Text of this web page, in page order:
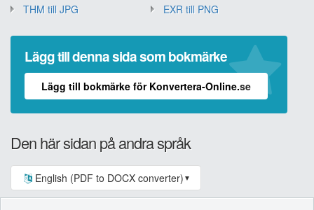
THM till JPG
EXR till PNG
Lägg till denna sida som bokmärke
Lägg till bokmärke för Konvertera-Online.se
Den här sidan på andra språk
English (PDF to DOCX converter) ▼